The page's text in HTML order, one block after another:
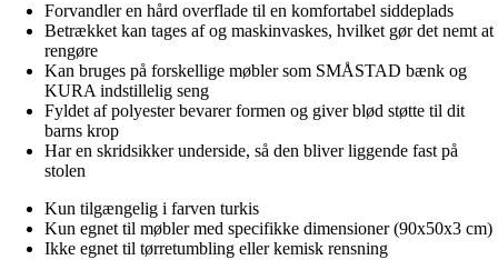
Forvandler en hård overflade til en komfortabel siddeplads
Betrækket kan tages af og maskinvaskes, hvilket gør det nemt at
rengøre
Kan bruges på forskellige møbler som SMÅSTAD bænk og
KURA indstillelig seng
Fyldet af polyester bevarer formen og giver blød støtte til dit
barns krop
Har en skridsikker underside, så den bliver liggende fast på
stolen
Kun tilgængelig i farven turkis
Kun egnet til møbler med specifikke dimensioner (90x50x3 cm)
Ikke egnet til tørretumbling eller kemisk rensning